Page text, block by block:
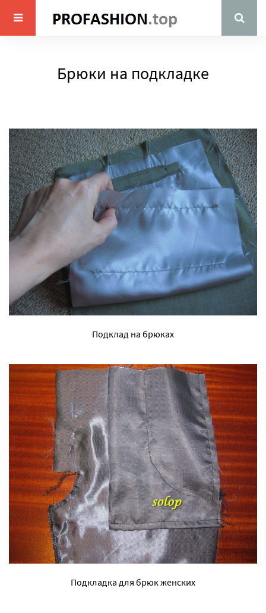
Брюки на подкладке
Подклад на брюках
Подкладка для брюк женских